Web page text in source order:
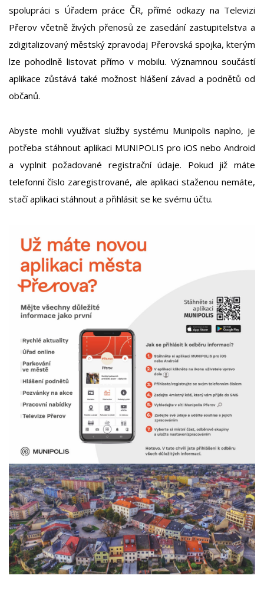
spolupráci s Úřadem práce ČR, přímé odkazy na Televizi
Přerov včetně živých přenosů ze zasedání zastupitelstva a
zdigitalizovaný městský zpravodaj Přerovská spojka, kterým
lze pohodlně listovat přímo v mobilu. Významnou součástí
aplikace zůstává také možnost hlášení závad a podnětů od
občanů.
Abyste mohli využívat služby systému Munipolis naplno, je
potřeba stáhnout aplikaci MUNIPOLIS pro iOS nebo Android
a vyplnit požadované registrační údaje. Pokud již máte
telefonní číslo zaregistrované, ale aplikaci staženou nemáte,
stačí aplikaci stáhnout a přihlásit se ke svému účtu.